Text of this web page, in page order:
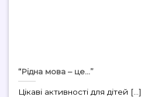
“Рідна мова – це…”
Цікаві активності для дітей [...]